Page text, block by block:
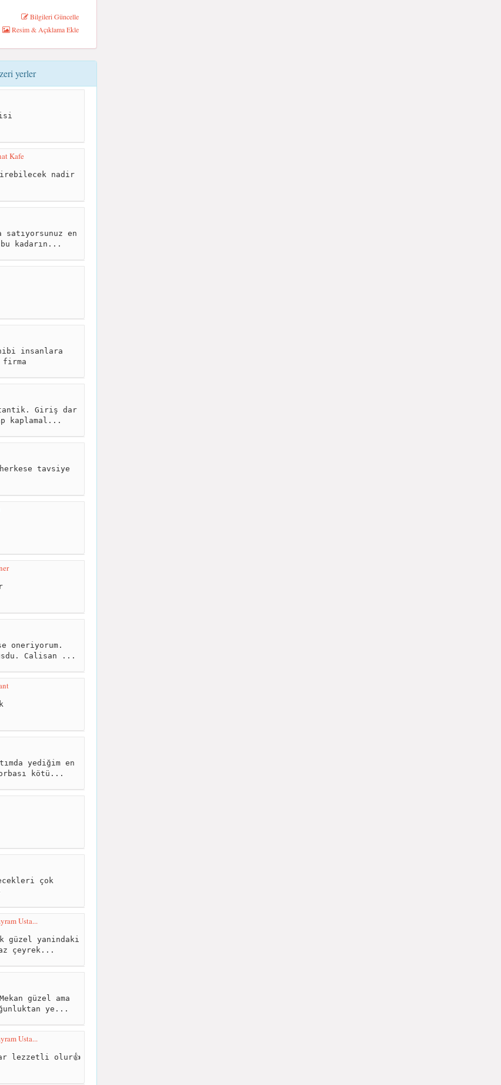
Bilgileri Güncelle
Resim & Açıklama Ekle
yerler
Kafe
nadir
en
kadarın...
insanlara
firma
Giriş dar
kaplamal...
tavsiye
oneriyorum.
Calisan ...
yediğim en
kötü...
çok
Usta...
güzel yanindaki
çeyrek...
güzel ama
ye...
Usta...
lezzetli olur👍